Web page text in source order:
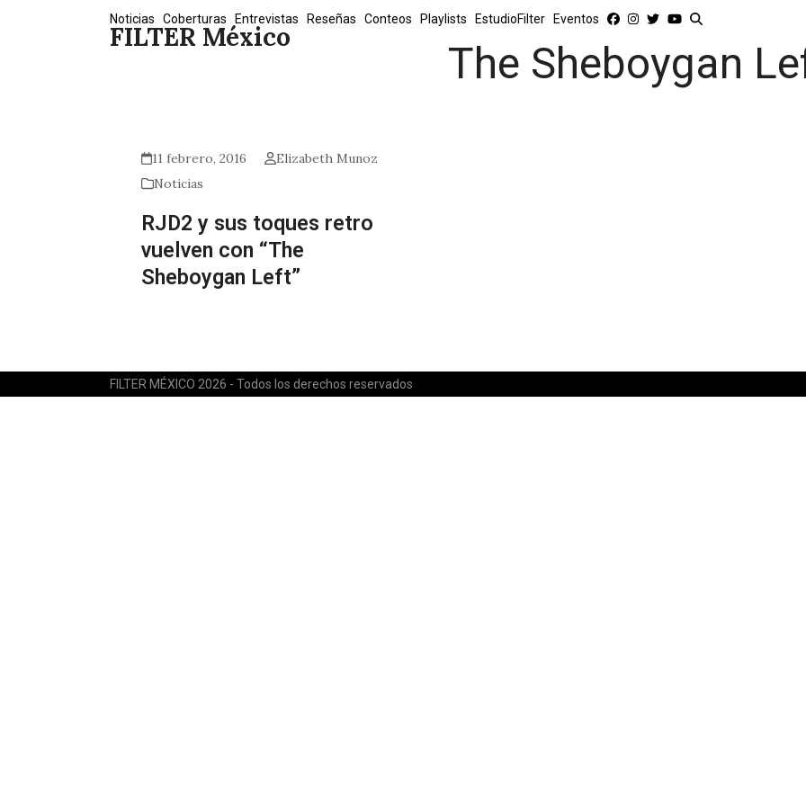
FILTER México
Noticias Coberturas Entrevistas Reseñas Conteos Playlists EstudioFilter Eventos
The Sheboygan
11 febrero, 2016
Elizabeth Munoz
Noticias
RJD2 y sus toques retro
vuelven con “The
Sheboygan Left”
FILTER MÉXICO 2026 - Todos los derechos reservados